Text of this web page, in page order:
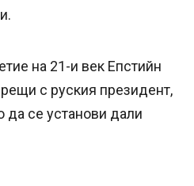
на 21-и век Епстийн
с руския президент,
се установи дали